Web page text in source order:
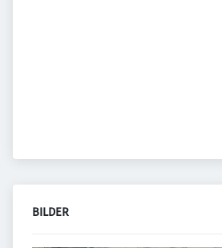
BILDER